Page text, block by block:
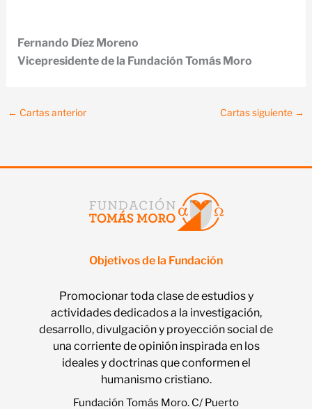
Fernando Díez Moreno
Vicepresidente de la Fundación Tomás Moro
← Cartas anterior Cartas siguiente →
Objetivos de la Fundación
Promocionar toda clase de estudios y
actividades dedicados a la investigación,
desarrollo, divulgación y proyección social de
una corriente de opinión inspirada en los
ideales y doctrinas que conformen el
humanismo cristiano.
Fundación Tomás Moro. C/ Puerto